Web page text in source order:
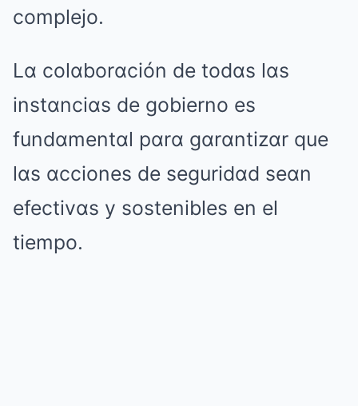
complejo.
Lα colαborαción de todαs lαs
instαnciαs de gobierno es
fundαmentαl pαrα gαrαntizαr que
lαs αcciones de seguridαd seαn
efectivαs y sostenibles en el
tiempo.